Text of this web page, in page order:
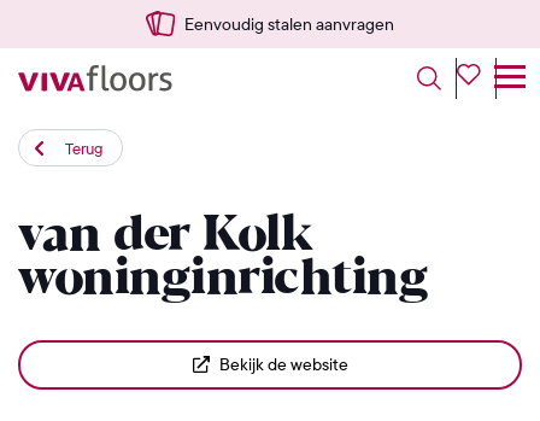
Eenvoudig stalen aanvragen
Terug
van der Kolk
woninginrichting
Bekijk de website